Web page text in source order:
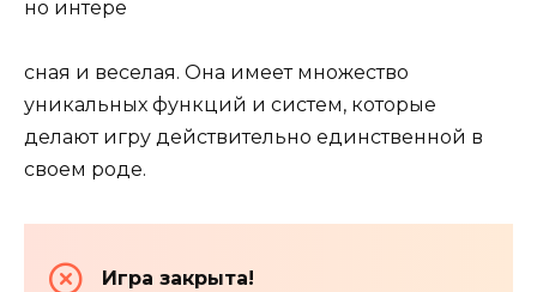
но интере
сная и веселая. Она имеет множество
уникальных функций и систем, которые
делают игру действительно единственной в
своем роде.
Игра закрыта!